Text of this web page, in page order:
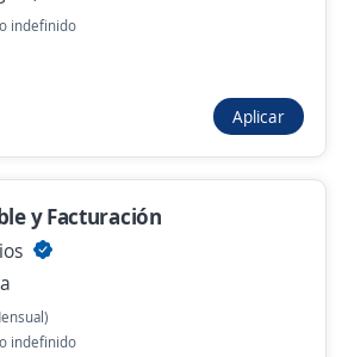
de Comfenalco Antioquia
indefinido
Aplicar
y Facturación
indefinido